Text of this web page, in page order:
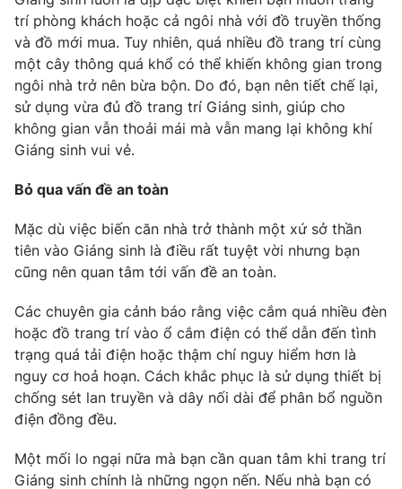
Tổng Biên tập:Vũ Thanh Thủy
Phó Tổng Biên tập:Nguyễn Thị Mỹ Hạnh, Phạm Quốc Thắng,
Nguyễn Trọng Ninh
Tổng đài VTV:024.38 355 931 - 024.38 355 932
Ðiện thoại Thời báo VTV:
024.66 897 897
Email:
toasoan@vtv.vn
Liên hệ quảng cáo:024-7300.7108
® Cấm sao chép dưới mọi hình thức nếu không có sự chấp
thuận bằng văn bản. Ghi rõ nguồn VTV.vn khi phát hành lại
trí phòng khách hoặc cả ngôi nhà với đồ truyền thống
và đồ mới mua. Tuy nhiên, quá nhiều đồ trang trí cùng
một cây thông quá khổ có thể khiến không gian trong
ngôi nhà trở nên bừa bộn. Do đó, bạn nên tiết chế lại,
sử dụng vừa đủ đồ trang trí Giáng sinh, giúp cho
không gian vẫn thoải mái mà vẫn mang lại không khí
Giáng sinh vui vẻ.
Bỏ qua vấn đề an toàn
Mặc dù việc biến căn nhà trở thành một xứ sở thần
tiên vào Giáng sinh là điều rất tuyệt vời nhưng bạn
cũng nên quan tâm tới vấn đề an toàn.
Các chuyên gia cảnh báo rằng việc cắm quá nhiều đèn
hoặc đồ trang trí vào ổ cắm điện có thể dẫn đến tình
trạng quá tải điện hoặc thậm chí nguy hiểm hơn là
nguy cơ hoả hoạn. Cách khắc phục là sử dụng thiết bị
chống sét lan truyền và dây nối dài để phân bổ nguồn
điện đồng đều.
Một mối lo ngại nữa mà bạn cần quan tâm khi trang trí
Giáng sinh chính là những ngọn nến. Nếu nhà bạn có